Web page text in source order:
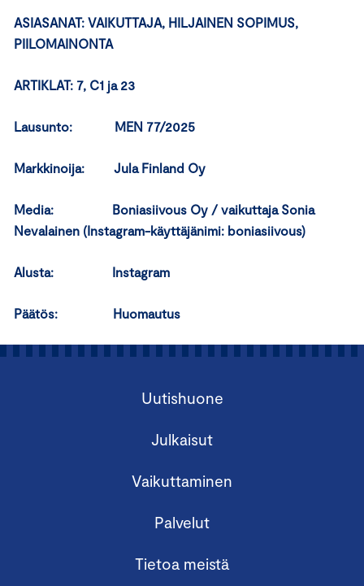
ASIASANAT: VAIKUTTAJA, HILJAINEN SOPIMUS,
PIILOMAINONTA
ARTIKLAT: 7, C1 ja 23
Lausunto: MEN 77/2025
Markkinoija: Jula Finland Oy
Media: Boniasiivous Oy / vaikuttaja Sonia
Nevalainen (Instagram-käyttäjänimi: boniasiivous)
Alusta: Instagram
Päätös: Huomautus
Uutishuone
Julkaisut
Vaikuttaminen
Palvelut
Tietoa meistä